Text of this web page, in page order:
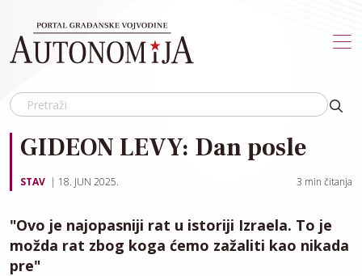
GIDEON LEVY: Dan posle
STAV 18. JUN 2025. 3 min čitanja
"Ovo je najopasniji rat u istoriji Izraela. To je
možda rat zbog koga ćemo zažaliti kao nikada
pre"